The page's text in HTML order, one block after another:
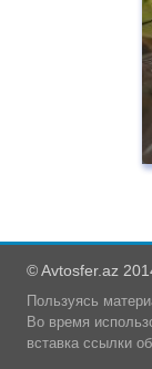
© Avtosfer.az
Пользуясь
Во время
вставка ссылки